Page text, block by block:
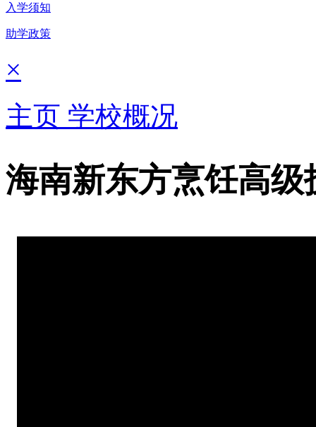
入学须知
助学政策
×
主页 学校概况
海南新东方烹饪高级